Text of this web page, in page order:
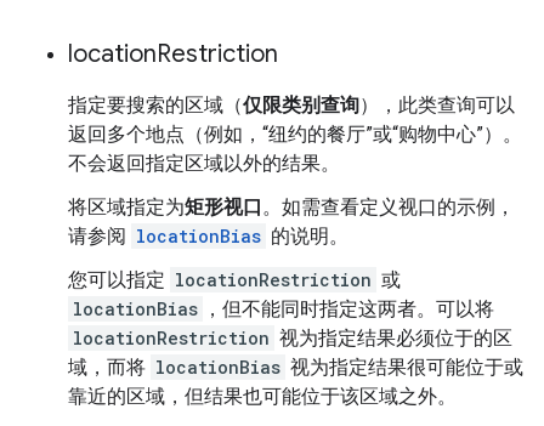
locationRestriction
指定要搜索的区域（仅限类别查询），此类查询可以
返回多个地点（例如，“纽约的餐厅”或“购物中心”）。
不会返回指定区域以外的结果。
将区域指定为矩形视口。如需查看定义视口的示例，
请参阅 locationBias 的说明。
您可以指定 locationRestriction 或
locationBias ，但不能同时指定这两者。可以将
locationRestriction 视为指定结果必须位于的区
域，而将 locationBias 视为指定结果很可能位于或
靠近的区域，但结果也可能位于该区域之外。